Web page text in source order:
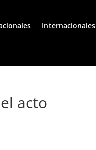
Internacionales
acto